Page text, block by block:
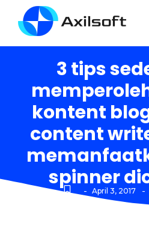
3 tips
kontent
content
spinner
- April 3, 2017 -